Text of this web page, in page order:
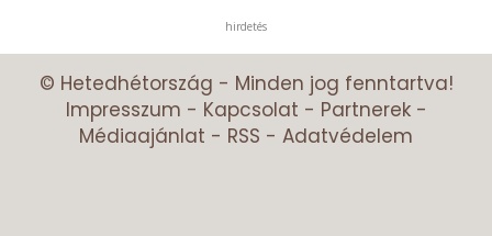
hirdetés
© Hetedhétország - Minden jog fenntartva!
Impresszum - Kapcsolat - Partnerek-
Médiaajánlat - RSS - Adatvédelem